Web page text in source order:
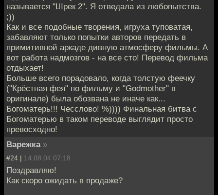
называется "Шрек 2". Я отведала из любопытства.
;))
Как и все подобные творения, игруха туповатая,
забавляют только попытки авторов передать в
примитивной аркаде дивную атмосферу фильмы. А
вот работа надмозгов - на все сто! Перевод фильма
отдыхает!
Больше всего порадовало, когда толстую феечку
("Крёстная фея" по фильму и "Godmother" в
оригинале) была обозвана не иначе как...
Богоматерь!!! Чесслово! %)))) Финальная битва с
Богоматерью в таком переводе выглядит просто
превосходно!
Варежка »
#24 | 14.08.04 07:18
Поздравляю!
Как скоро ожидать в продаже?